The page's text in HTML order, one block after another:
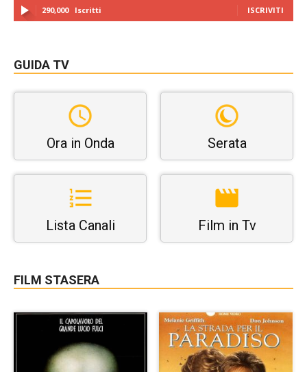
290,000 Iscritti ISCRIVITI
GUIDA TV
Ora in Onda Serata
Lista Canali Film in Tv
FILM STASERA